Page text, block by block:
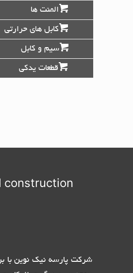
المنت ها
کابل های حرارتی
سیم و کابل
قطعات یدکی
construction